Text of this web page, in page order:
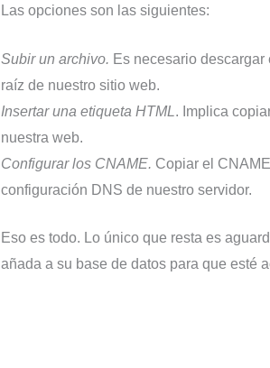
Las opciones son las siguientes:
Subir un archivo. Es necesario
raíz de nuestro sitio web.
Insertar una etiqueta HTML. Implica
nuestra web.
Configurar los CNAME. Copiar el
configuración DNS de nuestro servidor.
Eso es todo. Lo único que resta es
añada a su base de datos para que esté